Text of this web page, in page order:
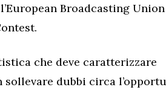
Broadcasting Union
che deve caratterizzare
sollevare dubbi circa